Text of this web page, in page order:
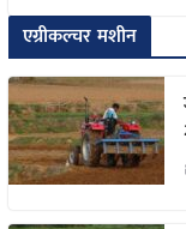
एग्रीकल्चर मशीन